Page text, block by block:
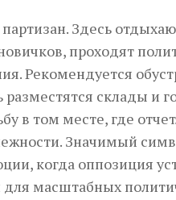
Здесь
проходят
Рекомендуется
склады и
в том месте, где
Значимый
когда оппозиция
для масштабных